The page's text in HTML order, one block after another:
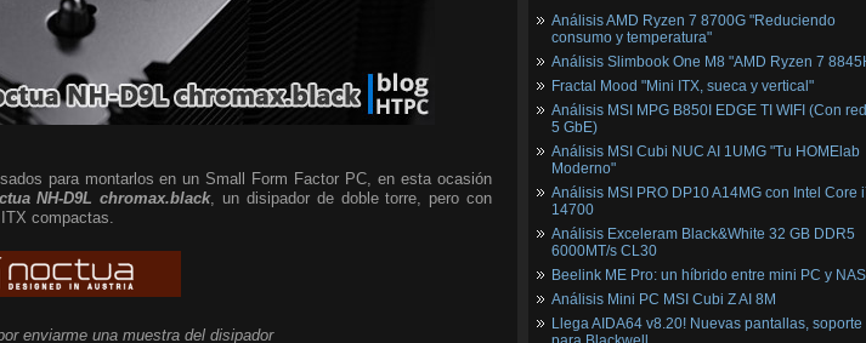
para montarlos en un Small Form Factor PC, en esta ocasión
NH-D9L chromax.black, un disipador de doble torre, pero con
compactas.
enviarme una muestra del disipador
Análisis AMD Ryzen 7 8700G "Reduciendo
consumo y temperatura"
Análisis Slimbook One M8 "AMD Ryzen 7
Fractal Mood "Mini ITX, sueca y vertical"
Análisis MSI MPG B850I EDGE TI WIFI (Con
5 GbE)
Análisis MSI Cubi NUC AI 1UMG "Tu HOMElab
Moderno"
Análisis MSI PRO DP10 A14MG con Intel Core
14700
Análisis Exceleram Black&White 32 GB DDR5
6000MT/s CL30
Beelink ME Pro: un híbrido entre mini PC y NAS
Análisis Mini PC MSI Cubi Z AI 8M
Llega AIDA64 v8.20! Nuevas pantallas, soporte